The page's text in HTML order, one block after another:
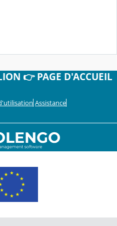
👉 PAGE D'ACCUEIL
Assistance